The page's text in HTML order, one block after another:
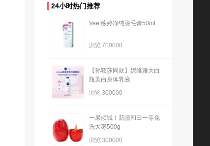
24小时热门推荐
Veet薇婷净纯脱毛膏50ml
浏览700000
【孙颖莎同款】妮维雅大白
瓶美白身体乳液
浏览300000
一果倾城！新疆和田一等免
洗大枣500g
浏览300000